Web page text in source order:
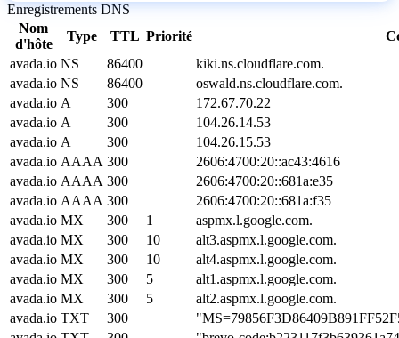
Enregistrements DNS
Nom
d'hôte
Type TTL Priorité
avada.io NS 86400
kiki.ns.cloudflare.com.
avada.io NS 86400
oswald.ns.cloudflare.com.
avada.io A 300
172.67.70.22
avada.io A 300
104.26.14.53
avada.io A 300
104.26.15.53
avada.io AAAA 300
2606:4700:20::ac43:4616
avada.io AAAA 300
2606:4700:20::681a:e35
avada.io AAAA 300
2606:4700:20::681a:f35
avada.io MX 300 1
aspmx.l.google.com.
avada.io MX 300 10
alt3.aspmx.l.google.com.
avada.io MX 300 10
alt4.aspmx.l.google.com.
avada.io MX 300 5
alt1.aspmx.l.google.com.
avada.io MX 300 5
alt2.aspmx.l.google.com.
avada.io TXT 300